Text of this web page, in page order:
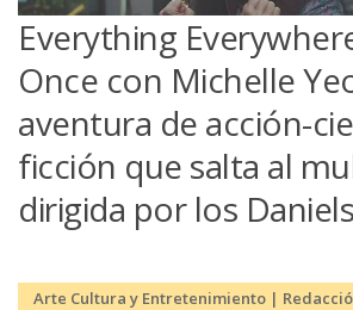
Everything
Once con Michelle
aventura de acción-
ficción que salta al
dirigida por los
Arte Cultura y Entretenimiento |